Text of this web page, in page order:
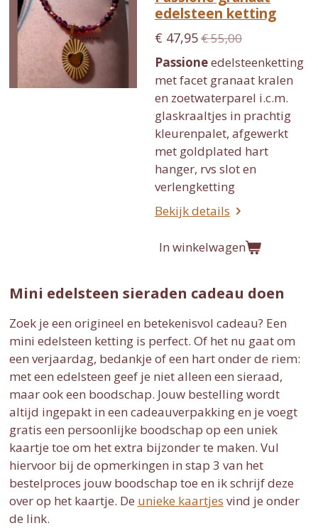
edelsteen ketting
€ 47,95€ 55,00
Passioneedelsteenketting
met facet granaat kralen
en zoetwaterparel i.c.m.
glaskraaltjes in prachtig
kleurenpalet, afgewerkt
met goldplated hart
hanger, rvs slot en
verlengketting
Bekijk details
In winkelwagen
Mini edelsteen sieraden cadeau doen
Zoek je een origineel en betekenisvol cadeau? Een
mini edelsteen ketting is perfect. Of het nu gaat om
een verjaardag, bedankje of een hart onder de riem:
met een edelsteen geef je niet alleen een sieraad,
maar ook een boodschap. Jouw bestelling wordt
altijd ingepakt in een cadeauverpakking en je voegt
gratis een persoonlijke boodschap op een uniek
kaartje toe om het extra bijzonder te maken. Vul
hiervoor bij de opmerkingen in stap 3 van het
bestelproces jouw boodschap toe en ik schrijf deze
over op het kaartje. De unieke kaartjes vind je onder
de link.